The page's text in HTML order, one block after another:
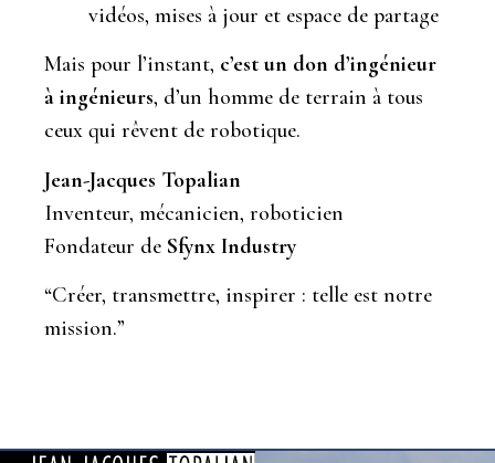
vidéos, mises à jour et espace de partage
Mais pour l’instant, c’est un don d’ingénieur
à ingénieurs, d’un homme de terrain à tous
ceux qui rêvent de robotique.
Jean-Jacques Topalian
Inventeur, mécanicien, roboticien
Fondateur de Sfynx Industry
“Créer, transmettre, inspirer : telle est notre
mission.”